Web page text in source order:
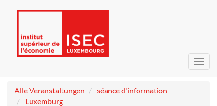
Alle Veranstaltungen
séance d'information
Luxemburg